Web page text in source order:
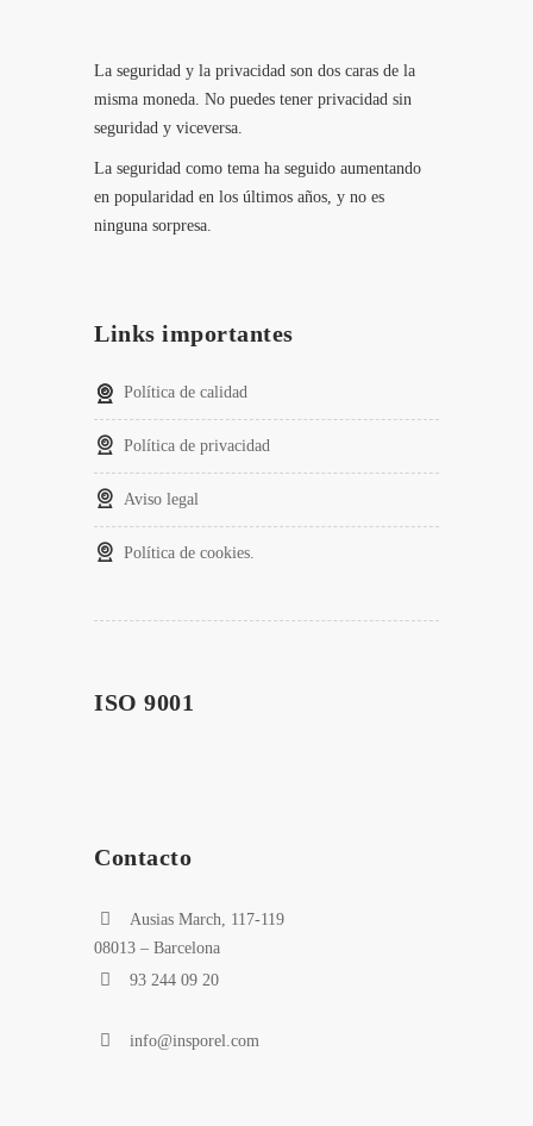
La seguridad y la privacidad son dos caras de la
misma moneda. No puedes tener privacidad sin
seguridad y viceversa.
La seguridad como tema ha seguido aumentando
en popularidad en los últimos años, y no es
ninguna sorpresa.
Links importantes
Política de calidad
Política de privacidad
Aviso legal
Política de cookies.
ISO 9001
Contacto
Ausias March, 117-119
08013 – Barcelona
93 244 09 20
info@insporel.com